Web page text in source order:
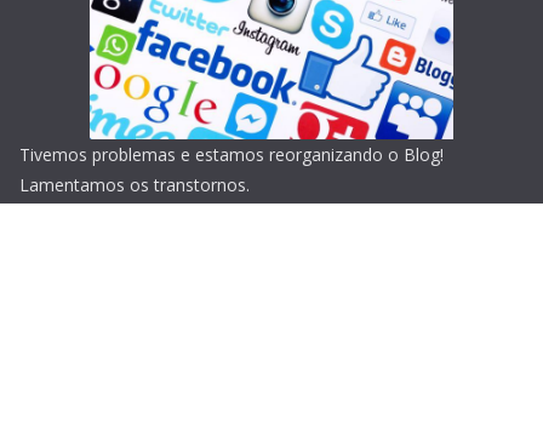
Tivemos problemas e estamos reorganizando o Blog!
Lamentamos os transtornos.